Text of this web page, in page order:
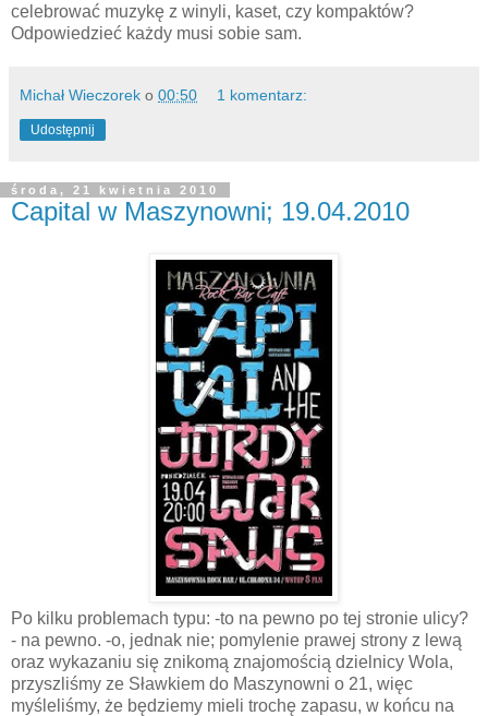
celebrować muzykę z winyli, kaset, czy kompaktów?
Odpowiedzieć każdy musi sobie sam.
Michał Wieczorek o 00:50 1 komentarz:
Udostępnij
środa, 21 kwietnia 2010
Capital w Maszynowni; 19.04.2010
Po kilku problemach typu: -to na pewno po tej stronie ulicy?
- na pewno. -o, jednak nie; pomylenie prawej strony z lewą
oraz wykazaniu się znikomą znajomością dzielnicy Wola,
przyszliśmy ze Sławkiem do Maszynowni o 21, więc
myśleliśmy, że będziemy mieli trochę zapasu, w końcu na